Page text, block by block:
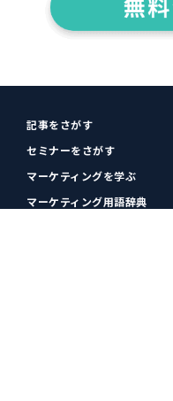
記事をさがす
セミナーをさがす
マーケティングを学ぶ
マーケティング用語辞典